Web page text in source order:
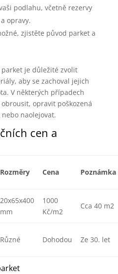
podlahu, včetně rezervy
opravy.
zjistěte původ parket a
je důležité zvolit
aby se zachoval jejich
V některých případech
opravit poškozená
naolejovat.
cen a
Rozměry Cena Poznámka
20x65x400
mm
1000
Kč/m2
Cca 40 m2
Různé Dohodou Ze 30. let